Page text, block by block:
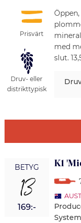
Prisvärt
Druv- eller
distrikttypisk
med
slut.
BETYG
13
169:-
K1